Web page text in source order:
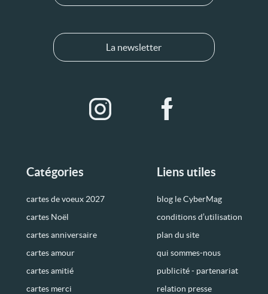
Catégories
cartes de voeux 2027
cartes Noël
cartes anniversaire
cartes amour
cartes amitié
cartes merci
Liens utiles
blog le CyberMag
conditions d’utilisation
plan du site
qui sommes-nous
publicité - partenariat
relation presse
La newsletter